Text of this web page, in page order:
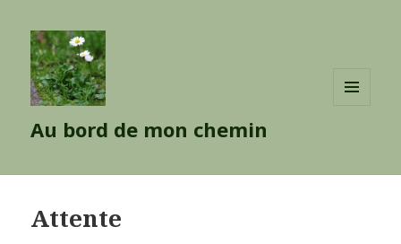
Au bord de mon chemin
Attente